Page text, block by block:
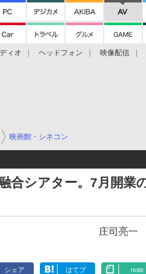
ィオ ヘッドフォン 映像配信
映画館・シネコン
合シアター。7月開業
庄司亮一
シェア はてブ note